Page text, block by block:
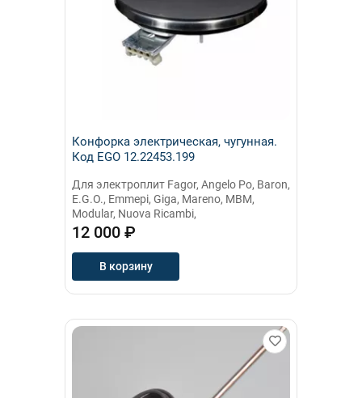
Конфорка электрическая, чугунная.
Код EGO 12.22453.199
Для электроплит Fagor, Angelo Po, Baron,
E.G.O., Emmepi, Giga, Mareno, MBM,
Modular, Nuova Ricambi,
12 000 ₽
В корзину